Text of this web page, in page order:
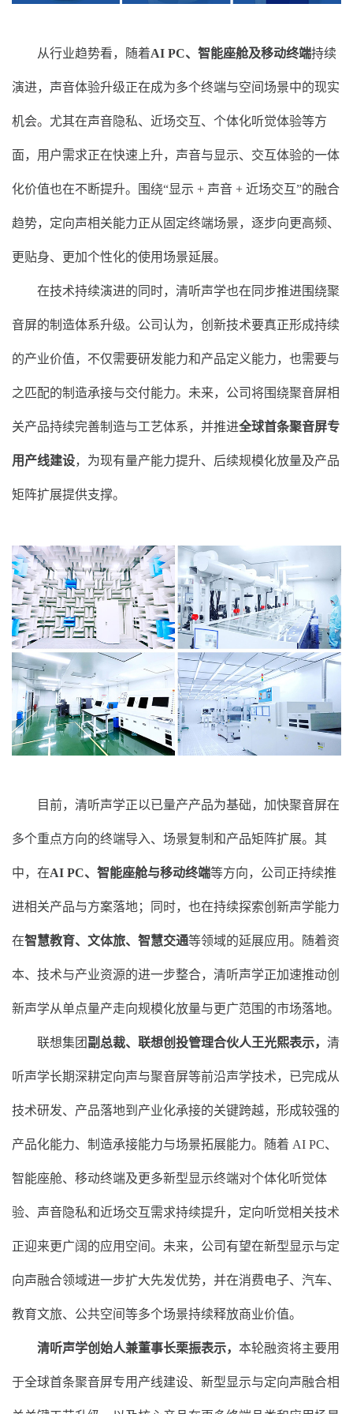
从行业趋势看，随着AI PC、智能座舱及移动终端持续
演进，声音体验升级正在成为多个终端与空间场景中的现实
机会。尤其在声音隐私、近场交互、个体化听觉体验等方
面，用户需求正在快速上升，声音与显示、交互体验的一体
化价值也在不断提升。围绕“显示 + 声音 + 近场交互”的融合
趋势，定向声相关能力正从固定终端场景，逐步向更高频、
更贴身、更加个性化的使用场景延展。
在技术持续演进的同时，清听声学也在同步推进围绕聚
音屏的制造体系升级。公司认为，创新技术要真正形成持续
的产业价值，不仅需要研发能力和产品定义能力，也需要与
之匹配的制造承接与交付能力。未来，公司将围绕聚音屏相
关产品持续完善制造与工艺体系，并推进全球首条聚音屏专
用产线建设，为现有量产能力提升、后续规模化放量及产品
矩阵扩展提供支撑。
目前，清听声学正以已量产产品为基础，加快聚音屏在
多个重点方向的终端导入、场景复制和产品矩阵扩展。其
中，在AI PC、智能座舱与移动终端等方向，公司正持续推
进相关产品与方案落地；同时，也在持续探索创新声学能力
在智慧教育、文体旅、智慧交通等领域的延展应用。随着资
本、技术与产业资源的进一步整合，清听声学正加速推动创
新声学从单点量产走向规模化放量与更广范围的市场落地。
联想集团 副总裁、联想创投管理合伙人王光熙表示， 清
听声学长期深耕定向声与聚音屏等前沿声学技术，已完成从
技术研发、产品落地到产业化承接的关键跨越，形成较强的
产品化能力、制造承接能力与场景拓展能力。随着 AI PC、
智能座舱、移动终端及更多新型显示终端对个体化听觉体
验、声音隐私和近场交互需求持续提升，定向听觉相关技术
正迎来更广阔的应用空间。未来，公司有望在新型显示与定
向声融合领域进一步扩大先发优势，并在消费电子、汽车、
教育文旅、公共空间等多个场景持续释放商业价值。
清听声学创始人兼董事长栗振表示， 本轮融资将主要用
于全球首条聚音屏专用产线建设、新型显示与定向声融合相